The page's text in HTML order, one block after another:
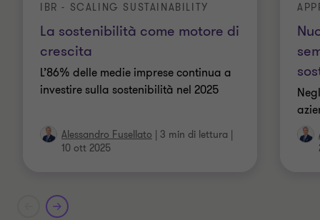
La sostenibilità come motore di
crescita
IBR - SCALING SUSTAINABILITY
L’86% delle medie imprese continua a
investire sulla sostenibilità nel 2025
Alessandro Fusellato 3 min di lettura
10 ott 2025